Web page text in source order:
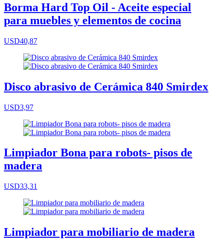
Borma Hard Top Oil - Aceite especial
para muebles y elementos de cocina
USD40,87
Disco abrasivo de Cerámica 840 Smirdex
USD3,97
Limpiador Bona para robots- pisos de
madera
USD33,31
Limpiador para mobiliario de madera